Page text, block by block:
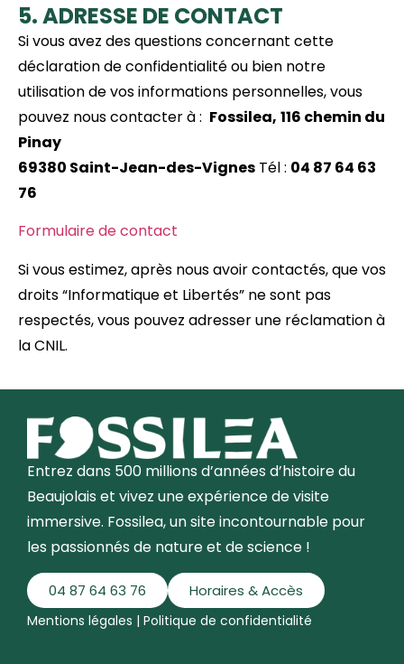
5. ADRESSE DE CONTACT
Si vous avez des questions concernant cette
déclaration de confidentialité ou bien notre
utilisation de vos informations personnelles, vous
pouvez nous contacter à : Fossilea, 116 chemin du
Pinay
69380 Saint-Jean-des-Vignes Tél : 04 87 64 63
76
Formulaire de contact
Si vous estimez, après nous avoir contactés, que vos
droits “Informatique et Libertés” ne sont pas
respectés, vous pouvez adresser une réclamation à
la CNIL.
Entrez dans 500 millions d’années d’histoire du
Beaujolais et vivez une expérience de visite
immersive. Fossilea, un site incontournable pour
les passionnés de nature et de science !
04 87 64 63 76 Horaires & Accès
Mentions légales | Politique de confidentialité